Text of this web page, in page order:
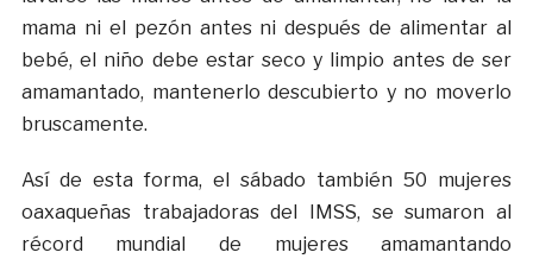
mama ni el pezón antes ni después de alimentar al
bebé, el niño debe estar seco y limpio antes de ser
amamantado, mantenerlo descubierto y no moverlo
bruscamente.
Así de esta forma, el sábado también 50 mujeres
oaxaqueñas trabajadoras del IMSS, se sumaron al
récord mundial de mujeres amamantando